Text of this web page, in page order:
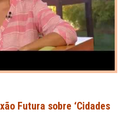
Futura sobre ‘Cidades